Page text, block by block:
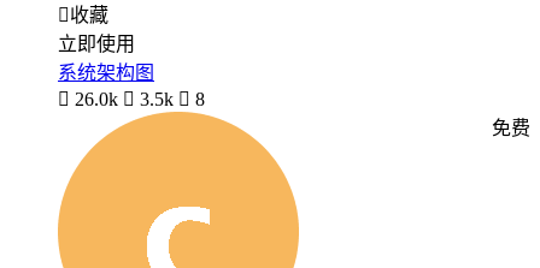
收藏
立即使用
系统架构图
 26.0k  3.5k  8
免费